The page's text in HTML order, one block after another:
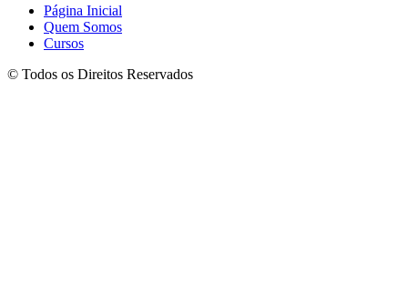
Página Inicial
Quem Somos
Cursos
© Todos os Direitos Reservados